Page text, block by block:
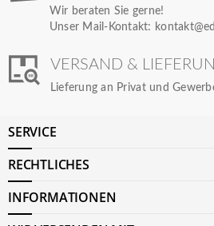
Wir beraten Sie gerne!
Unser Mail-Kontakt:
VERSAND &
Lieferung an Privat und
SERVICE
RECHTLICHES
INFORMATIONEN